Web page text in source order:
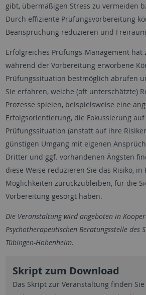
gibt, übermäßigen Stress zu vermeiden
Durch effiziente Prüfungsvorbereitung
Beanspruchung reduzieren und
Erfolgreiches Prüfungs-Management hat
während der Vorbereitung erworbene
Prüfungssituation bestmöglich abrufen
Sie erfahren, welche (oft unterschätzte)
Prozesse spielen, beispielsweise eine
Erfolgsorientierung, die Fokussierung
Prüfungssituation (anstatt auf ihre
günstigen Umgang mit eigenen
Dritter und ggf. vorhandenen Ängsten
diese Weise reduzieren Sie das Risiko,
Möglichkeiten zurückzubleiben, für die
Vorbereitung gesorgt haben.
Die Veranstaltung wird angeboten in
Psychotherapeutischen Beratungsstelle des
Tübingen-Hohenheim.
Skript zum Download
Das Skript zur Veranstaltung finden